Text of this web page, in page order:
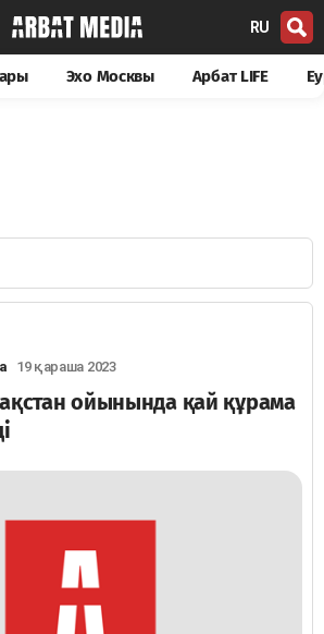
RU
Эхо Москвы Арбат LIFE
19 қараша 2023
ойынында қай құрама